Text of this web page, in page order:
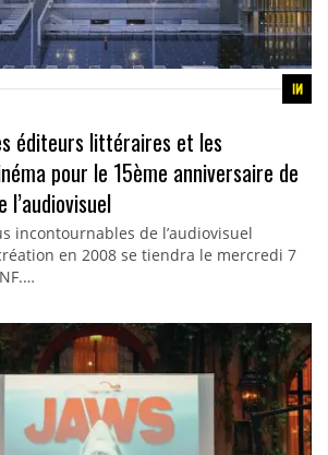
éditeurs littéraires et les
pour le 15ème anniversaire de
l’audiovisuel
incontournables de l’audiovisuel
en 2008 se tiendra le mercredi 7